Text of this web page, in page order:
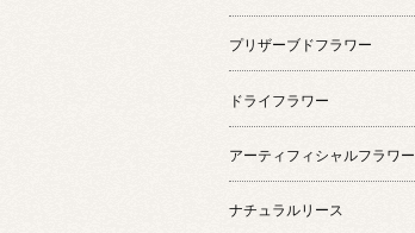
プリザーブドフラワー
ドライフラワー
アーティフィシャルフラワー
ナチュラルリース